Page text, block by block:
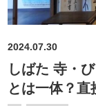
2024.07.30
しばた 寺・
とは一体？直